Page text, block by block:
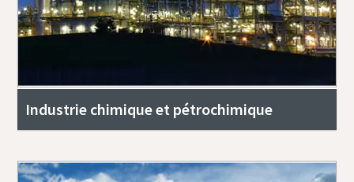
Industrie chimique et pétrochimique